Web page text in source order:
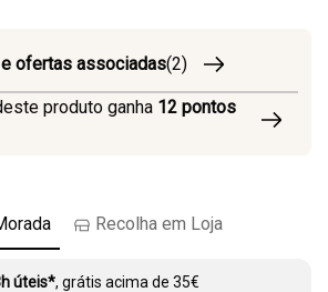
ofertas associadas(2)
produto ganha 12 pontos
Recolha em Loja
úteis*, grátis acima de 35€